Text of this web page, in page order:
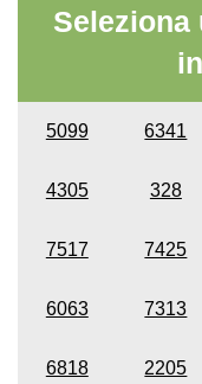
5099 6341
4305 328
7517 7425
6063 7313
6818 2205